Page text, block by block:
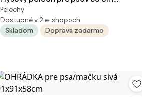
tmavosivý
Pelechy
Dostupné v 2 e-shopoch
Skladom
Doprava zadarmo